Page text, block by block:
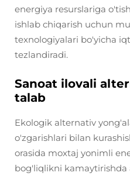
energiya resurslariga
ishlab chiqarish uchun
texnologiyalari bo'yicha
tezlandiradi.
Sanoat ilovali
talab
Ekologik alternativ
o'zgarishlari bilan
orasida moxtaj yonimli
bog'liqlikni kamaytirishda